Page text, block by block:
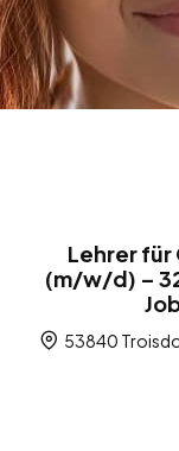
Lehrer für
(m/w/d) –
53840